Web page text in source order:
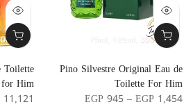
Toilette
for Him
75ml 125ml 300ml
Pino Silvestre Original Eau de
Toilette For Him
EGP 945 – EGP 1,454